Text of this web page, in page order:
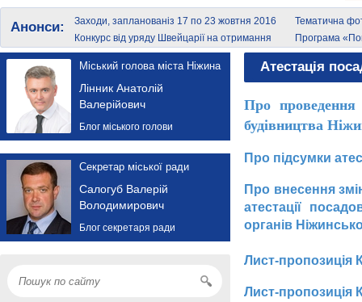
Анонси:
Заходи, запланованіз 17 по 23 жовтня 2016
року
Тематична
Конкурс від уряду Швейцарії на отримання
грантів
Програма
Міський голова міста Ніжина
Лінник Анатолій
Валерійович
Блог міського голови
Секретар міської ради
Салогуб Валерій
Володимирович
Блог секретаря ради
Атестація
Про проведення
будівництва
Про підсумки
Про внесення
атестації
органів
Лист-пропозиція
Лист-пропозиція